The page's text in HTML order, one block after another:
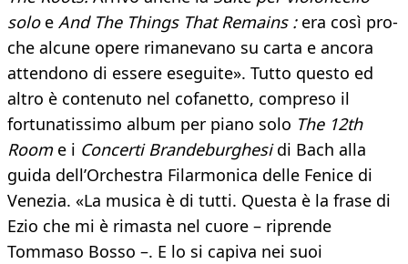
soloe And The Things That Remains :era così pro-
che alcune opere rimanevano su carta e ancora
attendono di essere eseguite». Tutto questo ed
altro è contenuto nel cofanetto, compreso il
fortunatissimo album per piano solo The 12th
Roome i Concerti Brandeburghesidi Bach alla
guida dell’Orchestra Filarmonica delle Fenice di
Venezia. «La musica è di tutti. Questa è la frase di
Ezio che mi è rimasta nel cuore – riprende
Tommaso Bosso –. E lo si capiva nei suoi